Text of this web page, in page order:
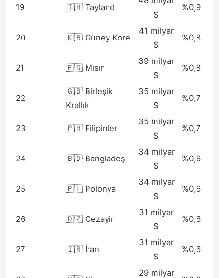
19 🇹🇭 Tayland
$
%0,9
20 🇰🇷 Güney Kore
41 milyar
$
%0,8
21 🇪🇬 Mısır
39 milyar
$
%0,8
22
🇬🇧 Birleşik
Krallık
35 milyar
$
%0,7
23 🇵🇭 Filipinler
35 milyar
$
%0,7
24 🇧🇩 Bangladeş
34 milyar
$
%0,6
25 🇵🇱 Polonya
34 milyar
$
%0,6
26 🇩🇿 Cezayir
31 milyar
$
%0,6
27 🇮🇷 İran
31 milyar
$
%0,6
29 milyar